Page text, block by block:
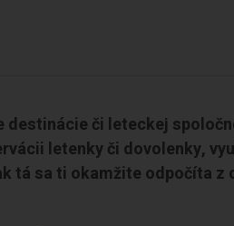
destinácie či leteckej
letenky či dovolenky,
tá sa ti okamžite odpočíta